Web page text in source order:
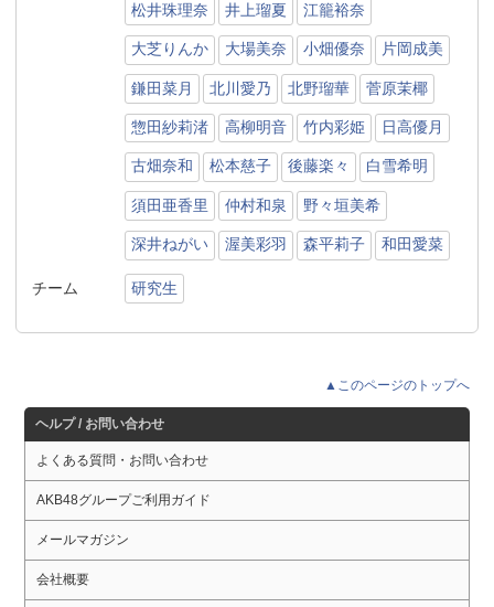
松井珠理奈 井上瑠夏 江籠裕奈
大芝りんか 大場美奈 小畑優奈 片岡成美
鎌田菜月 北川愛乃 北野瑠華 菅原茉椰
惣田紗莉渚 高柳明音 竹内彩姫 日高優月
古畑奈和 松本慈子 後藤楽々 白雪希明
須田亜香里 仲村和泉 野々垣美希
深井ねがい 渥美彩羽 森平莉子 和田愛菜
チーム 研究生
▲このページのトップへ
ヘルプ / お問い合わせ
よくある質問・お問い合わせ
AKB48グループご利用ガイド
メールマガジン
会社概要